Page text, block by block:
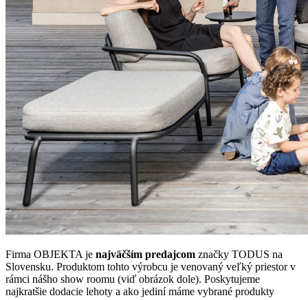
Firma OBJEKTA je najväčším predajcom značky TODUS na
Slovensku. Produktom tohto výrobcu je venovaný veľký priestor v
rámci nášho show roomu (viď obrázok dole). Poskytujeme
najkratšie dodacie lehoty a ako jediní máme vybrané produkty